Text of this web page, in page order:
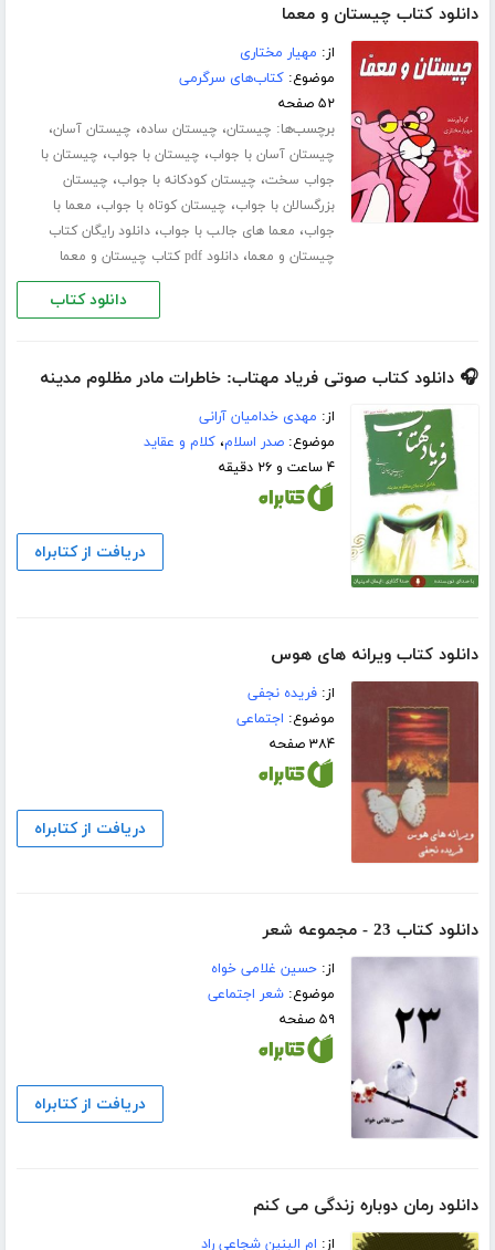
دانلود کتاب چیستان و معما
از: مهیار مختاری
موضوع:کتاب‌های سرگرمی
۵۲ صفحه
برچسب‌ها: چیستان، چیستان ساده، چیستان آسان،
چیستان آسان با جواب، چیستان با جواب، چیستان با
جواب سخت، چیستان کودکانه با جواب، چیستان
بزرگسالان با جواب، چیستان کوتاه با جواب، معما با
جواب، معما های جالب با جواب،دانلود رایگان کتاب
چیستان و معما،دانلود pdf کتاب چیستان و معما
دانلود کتاب
🎧 دانلود کتاب صوتی فریاد مهتاب: خاطرات مادر مظلوم مدینه
از: مهدی خدامیان آرانی
موضوع:صدر اسلام،کلام و عقاید
۴ ساعت و ۲۶ دقیقه
دریافت از کتابراه
دانلود کتاب ویرانه های هوس
از:فریده نجفی
موضوع: اجتماعی
۳۸۴ صفحه
دریافت از کتابراه
دانلود کتاب 23 - مجموعه شعر
از:حسین غلامی خواه
موضوع:شعر اجتماعی
۵۹ صفحه
دریافت از کتابراه
دانلود رمان دوباره زندگی می کنم
از: ام البنین شجاعی راد